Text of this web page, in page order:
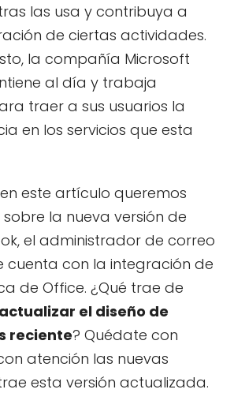
las usa y contribuya a
de ciertas actividades.
la compañía Microsoft
al día y trabaja
traer a sus usuarios la
en los servicios que esta
en este artículo queremos
la nueva versión de
el administrador de correo
cuenta con la integración de
de Office. ¿Qué trae de
el diseño de
reciente? Quédate con
atención las nuevas
esta versión actualizada.